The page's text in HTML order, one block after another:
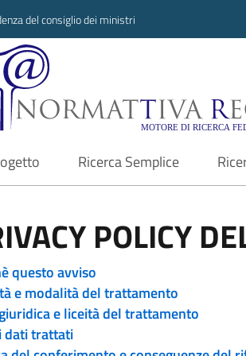
del consiglio dei ministri
Ricerca Semplice
POLICY
questo avviso
e modalità del trattamento
e liceità del trattamento
dati trattati